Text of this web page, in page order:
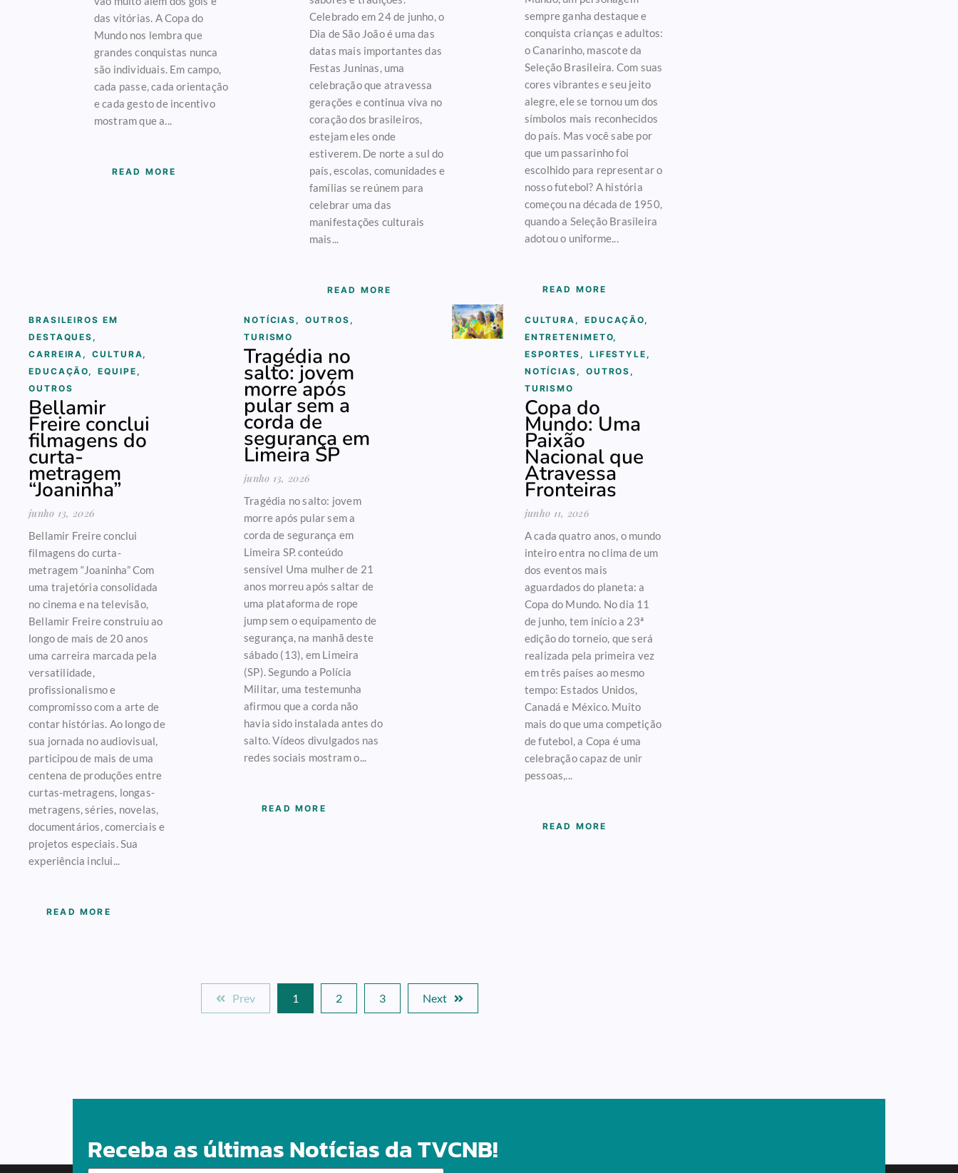
das vitórias. A Copa do
Mundo nos lembra que
grandes conquistas nunca
são individuais. Em campo,
cada passe, cada orientação
e cada gesto de incentivo
mostram que a...
READ MORE
Celebrado em 24 de junho, o
Dia de São João é uma das
datas mais importantes das
Festas Juninas, uma
celebração que atravessa
gerações e continua viva no
coração dos brasileiros,
estejam eles onde
estiverem. De norte a sul do
país, escolas, comunidades e
famílias se reúnem para
celebrar uma das
manifestações culturais
mais...
READ MORE
sempre ganha destaque e
conquista crianças e adultos:
o Canarinho, mascote da
Seleção Brasileira. Com suas
cores vibrantes e seu jeito
alegre, ele se tornou um dos
símbolos mais reconhecidos
do país. Mas você sabe por
que um passarinho foi
escolhido para representar o
nosso futebol? A história
começou na década de 1950,
quando a Seleção Brasileira
adotou o uniforme...
READ MORE
BRASILEIROS EM
DESTAQUES ,
CARREIRA , CULTURA,
EDUCAÇÃO, EQUIPE ,
OUTROS
Bellamir
Freire conclui
filmagens do
curta-
metragem
“Joaninha”
junho 13, 2026
Bellamir Freire conclui
filmagens do curta-
metragem “Joaninha” Com
uma trajetória consolidada
no cinema e na televisão,
Bellamir Freire construiu ao
longo de mais de 20 anos
uma carreira marcada pela
versatilidade,
profissionalismo e
compromisso com a arte de
contar histórias. Ao longo de
sua jornada no audiovisual,
participou de mais de uma
centena de produções entre
curtas-metragens, longas-
metragens, séries, novelas,
documentários, comerciais e
projetos especiais. Sua
experiência inclui...
READ MORE
NOTÍCIAS , OUTROS ,
TURISMO
Tragédia no
salto: jovem
morre após
pular sem a
corda de
segurança em
Limeira SP
junho 13, 2026
Tragédia no salto: jovem
morre após pular sem a
corda de segurança em
Limeira SP. conteúdo
sensível Uma mulher de 21
anos morreu após saltar de
uma plataforma de rope
jump sem o equipamento de
segurança, na manhã deste
sábado (13), em Limeira
(SP). Segundo a Polícia
Militar, uma testemunha
afirmou que a corda não
havia sido instalada antes do
salto. Vídeos divulgados nas
redes sociais mostram o...
READ MORE
CULTURA , EDUCAÇÃO,
ENTRETENIMETO,
ESPORTES , LIFESTYLE ,
NOTÍCIAS , OUTROS ,
TURISMO
Copa do
Mundo: Uma
Paixão
Nacional que
Atravessa
Fronteiras
junho 11, 2026
A cada quatro anos, o mundo
inteiro entra no clima de um
dos eventos mais
aguardados do planeta: a
Copa do Mundo. No dia 11
de junho, tem início a 23ª
edição do torneio, que será
realizada pela primeira vez
em três países ao mesmo
tempo: Estados Unidos,
Canadá e México. Muito
mais do que uma competição
de futebol, a Copa é uma
celebração capaz de unir
pessoas,...
READ MORE
Prev 1 2 3 Next
Receba as últimas Notícias da TVCNB!